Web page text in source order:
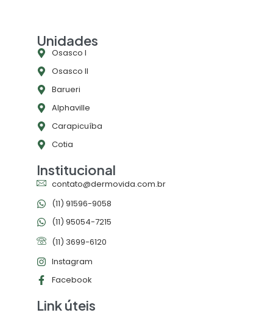
Unidades
Osasco l
Osasco ll
Barueri
Alphaville
Carapicuíba
Cotia
Institucional
contato@dermovida.com.br
(11) 91596-9058
(11) 95054-7215
(11) 3699-6120
Instagram
Facebook
Link úteis